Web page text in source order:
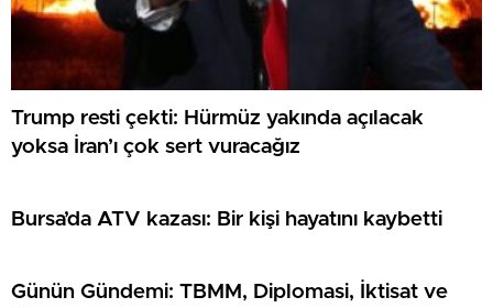
Trump resti çekti: Hürmüz yakında açılacak
yoksa İran’ı çok sert vuracağız
Bursa’da ATV kazası: Bir kişi hayatını kaybetti
Günün Gündemi: TBMM, Diplomasi, İktisat ve